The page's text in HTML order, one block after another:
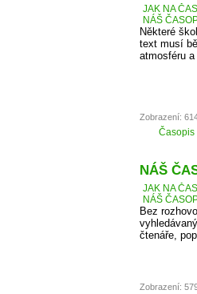
JAK NA
NÁŠ
Některé
text musí
atmosféru
Zobrazení:
Časopis
NÁŠ
JAK NA
NÁŠ
Bez
čtenáře,
Zobrazení: